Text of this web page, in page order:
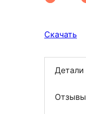
Скачать
Детали
Отзывы